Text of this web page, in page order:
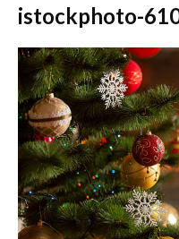
istockphoto-